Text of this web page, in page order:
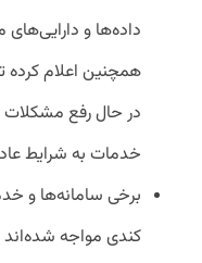
داده‌ها و
همچنین اعلام
در حال رفع مشکلات
خدمات به شرایط
برخی سامانه‌ها و
کندی مواجه شده‌اند